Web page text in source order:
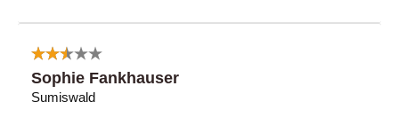
Sophie Fankhauser
Sumiswald